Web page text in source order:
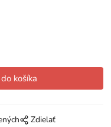
Zdielať